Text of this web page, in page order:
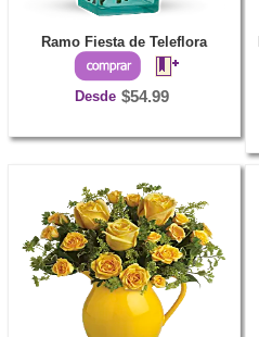
Ramo Fiesta de Teleflora
Desde $54.99